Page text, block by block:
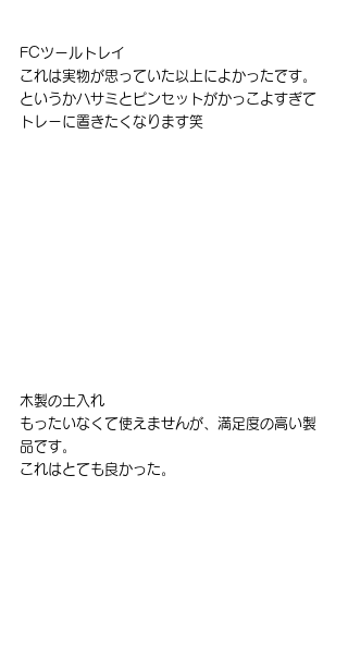
FCツールトレイ
これは実物が思っていた以上によかったです。
というかハサミとピンセットがかっこよすぎて
トレーに置きたくなります笑
木製の土入れ
もったいなくて使えませんが、満足度の高い製
品です。
これはとても良かった。